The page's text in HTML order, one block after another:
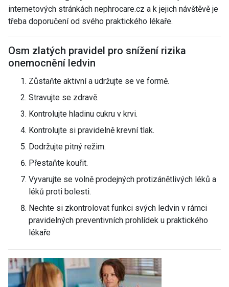
internetových stránkách nephrocare.cz a k jejich návštěvě je
třeba doporučení od svého praktického lékaře.
Osm zlatých pravidel pro snížení rizika
onemocnění ledvin
Zůstaňte aktivní a udržujte se ve formě.
Stravujte se zdravě.
Kontrolujte hladinu cukru v krvi.
Kontrolujte si pravidelně krevní tlak.
Dodržujte pitný režim.
Přestaňte kouřit.
Vyvarujte se volně prodejných protizánětlivých léků a
léků proti bolesti.
Nechte si zkontrolovat funkci svých ledvin v rámci
pravidelných preventivních prohlídek u praktického
lékaře